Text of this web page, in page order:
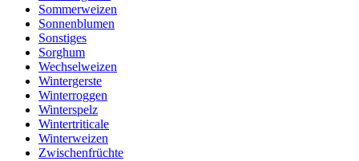
Sommerweizen
Sonnenblumen
Sonstiges
Sorghum
Wechselweizen
Wintergerste
Winterroggen
Winterspelz
Wintertriticale
Winterweizen
Zwischenfrüchte